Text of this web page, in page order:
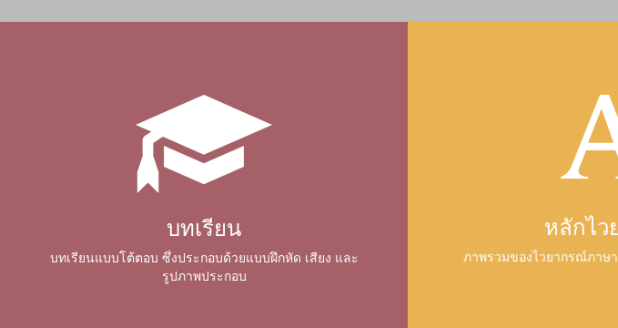
บทเรียน
บทเรียนแบบโต้ตอบ ซึ่งประกอบด้วยแบบฝึกหัด เสียง และ
รูปภาพประกอบ
หลักไ
ภาพรวมของไวยากรณ์ภาษ